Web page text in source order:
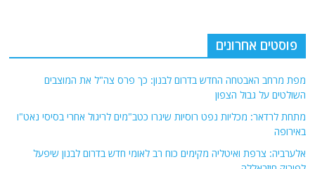
פוסטים אחרונים
מפת מרחב האבטחה החדש בדרום לבנון: כך פרס צה"ל את המוצבים
השולטים על גבול הצפון
מתחת לרדאר: מכליות נפט רוסיות שיגרו כטב"מים לריגול אחרי בסיסי נאט"ו
באירופה
אלערביה: צרפת ואיטליה מקימים כוח רב לאומי חדש בדרום לבנון שיפעל